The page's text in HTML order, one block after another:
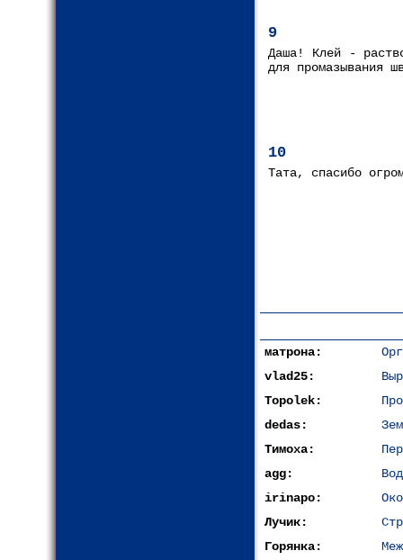
9
Даша! Клей -
для промазывания
10
Тата, спасибо
матрона:
vlad25:
Topolek:
dedas:
Тимоха:
agg:
irinapo:
Лучик:
Горянка: